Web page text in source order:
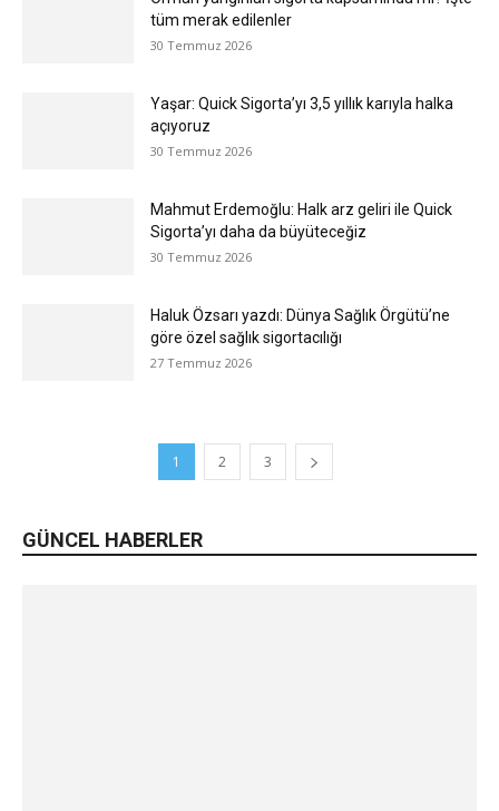
tüm merak edilenler
30 Temmuz 2026
Yaşar: Quick Sigorta’yı 3,5 yıllık karıyla halka
açıyoruz
30 Temmuz 2026
Mahmut Erdemoğlu: Halk arz geliri ile Quick
Sigorta’yı daha da büyüteceğiz
30 Temmuz 2026
Haluk Özsarı yazdı: Dünya Sağlık Örgütü’ne
göre özel sağlık sigortacılığı
27 Temmuz 2026
1 2 3
GÜNCEL HABERLER